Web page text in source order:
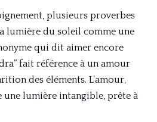
plusieurs proverbes
lumière du soleil comme une
qui dit aimer encore
fait référence à un amour
des éléments. L’amour,
une lumière intangible, prête à